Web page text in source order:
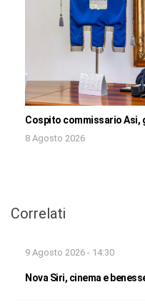
Cospito commissario Asi,
8 Agosto 2026
Correlati
9 Agosto 2026 - 14:30
Nova Siri, cinema e